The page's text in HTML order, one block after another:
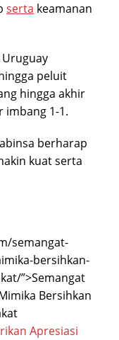
serta keamanan
peluit
hingga akhir
imbang 1-1.
berharap
kuat serta
semangat-
bersihkan-
”>Semangat
Bersihkan
Apresiasi